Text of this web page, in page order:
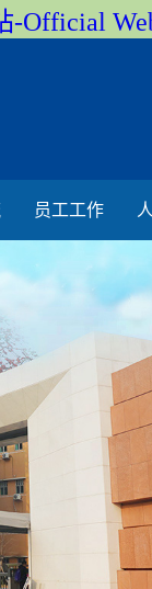
-Official
员工工作